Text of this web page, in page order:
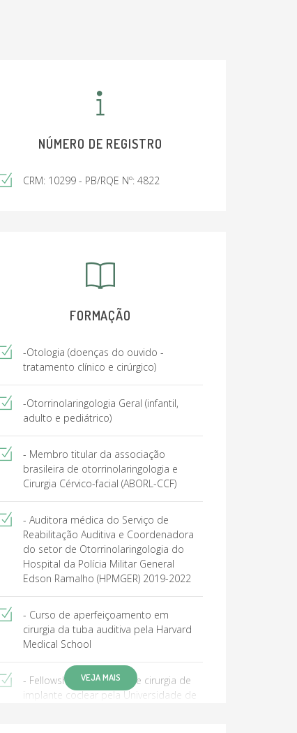
NÚMERO DE REGISTRO
CRM: 10299 - PB/RQE Nº: 4822
FORMAÇÃO
-Otologia (doenças do ouvido -
tratamento clínico e cirúrgico)
-Otorrinolaringologia Geral (infantil,
adulto e pediátrico)
- Membro titular da associação
brasileira de otorrinolaringologia e
Cirurgia Cérvico-facial (ABORL-CCF)
- Auditora médica do Serviço de
Reabilitação Auditiva e Coordenadora
do setor de Otorrinolaringologia do
Hospital da Polícia Militar General
Edson Ramalho (HPMGER) 2019-2022
- Curso de aperfeiçoamento em
cirurgia da tuba auditiva pela Harvard
Medical School
- Fellowship em otologia e cirurgia de
implante coclear pela Universidade de
VEJA MAIS